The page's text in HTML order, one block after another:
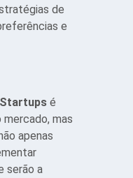
de
e
é
mercado, mas
apenas
serão a